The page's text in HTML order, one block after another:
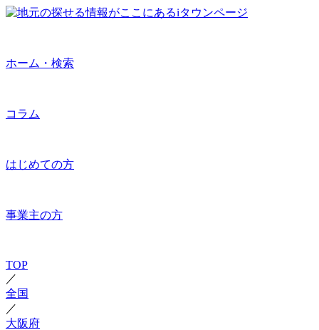
ホーム・検索
コラム
はじめての方
事業主の方
TOP
／
全国
／
大阪府